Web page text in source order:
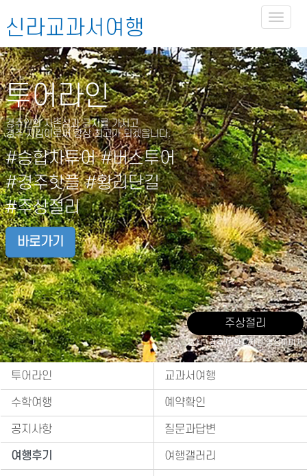
Toggle
신라교과서여행
투어라인
경주인의 자존심과 긍지를 가지고
경주 지킴이로써 항상 최고가 되겠읍니다.
#승합차투어 #버스투어
#경주핫플 #황리단길
#주상절리
바로가기
주상절리
출처 : 경주시 관광자원 영상이미지
투어라인 교과서여행
수학여행 예약확인
공지사항 질문과답변
여행후기 여행갤러리